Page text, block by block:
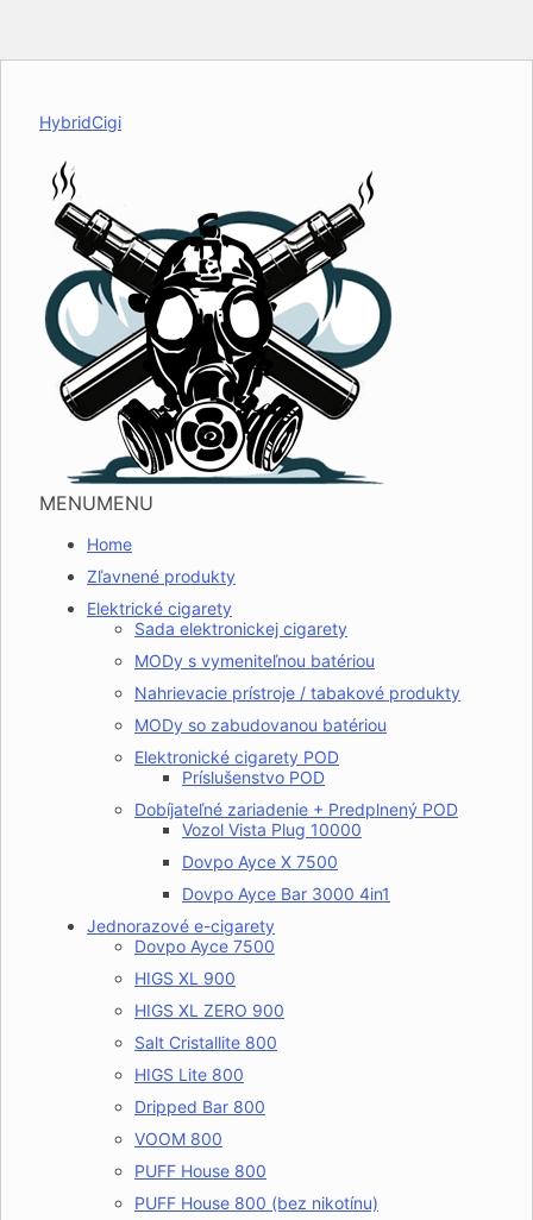
HybridCigi
MENUMENU
Home
Zľavnené produkty
Elektrické cigarety
Sada elektronickej cigarety
MODy s vymeniteľnou batériou
Nahrievacie prístroje / tabakové produkty
MODy so zabudovanou batériou
Elektronické cigarety POD
Príslušenstvo POD
Dobíjateľné zariadenie + Predplnený POD
Vozol Vista Plug 10000
Dovpo Ayce X 7500
Dovpo Ayce Bar 3000 4in1
Jednorazové e-cigarety
Dovpo Ayce 7500
HIGS XL 900
HIGS XL ZERO 900
Salt Cristallite 800
HIGS Lite 800
Dripped Bar 800
VOOM 800
PUFF House 800
PUFF House 800 (bez nikotínu)